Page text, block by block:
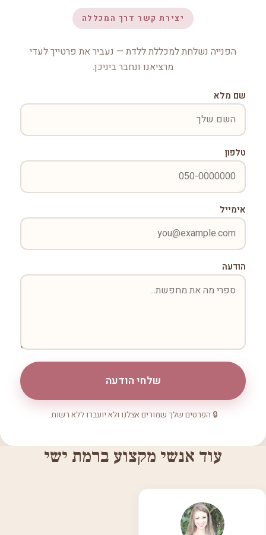
יצירת קשר דרך המכללה
הפנייה נשלחת למכללת ללדת — נעביר את פרטייך לעדי
מרציאנו ונחבר ביניכן.
שם מלא
טלפון
אימייל
הודעה
שלחי הודעה
🔒 הפרטים שלך שמורים אצלנו ולא יועברו ללא רשות.
עוד אנשי מקצוע ברמת ישי